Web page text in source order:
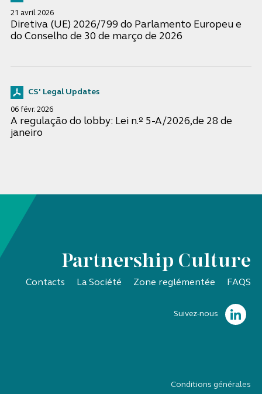
21 avril 2026
Diretiva (UE) 2026/799 do Parlamento Europeu e
do Conselho de 30 de março de 2026
CS' Legal Updates
06 févr. 2026
A regulação do lobby: Lei n.º 5-A/2026,de 28 de
janeiro
Partnership Culture
Contacts La Société Zone reglémentée FAQS
Suivez-nous
Conditions générales